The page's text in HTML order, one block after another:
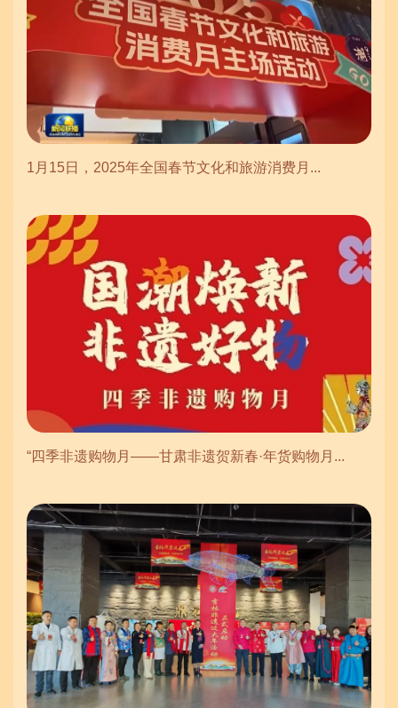
1月15日，2025年全国春节文化和旅游消费月...
“四季非遗购物月——甘肃非遗贺新春·年货购物月...